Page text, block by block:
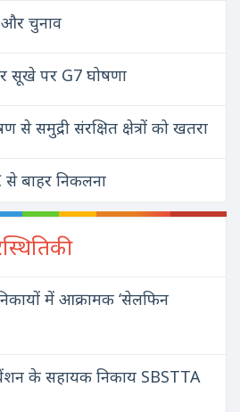
और चुनाव
सूखे पर G7 घोषणा
से समुद्री संरक्षित क्षेत्रों को खतरा
से बाहर निकलना
में आक्रामक ‘सेलफिन
के सहायक निकाय SBSTTA